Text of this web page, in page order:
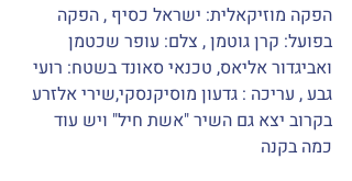
הפקה מוזיקאלית: ישראל כסיף , הפקה
בפועל: קרן גוטמן , צלם: עופר שכטמן
ואביגדור אליאס, טכנאי סאונד בשטח: רועי
גבע , עריכה : גדעון מוסיקנסקי,שירי אלזרע
בקרוב יצא גם השיר "אשת חיל" ויש עוד
כמה בקנה